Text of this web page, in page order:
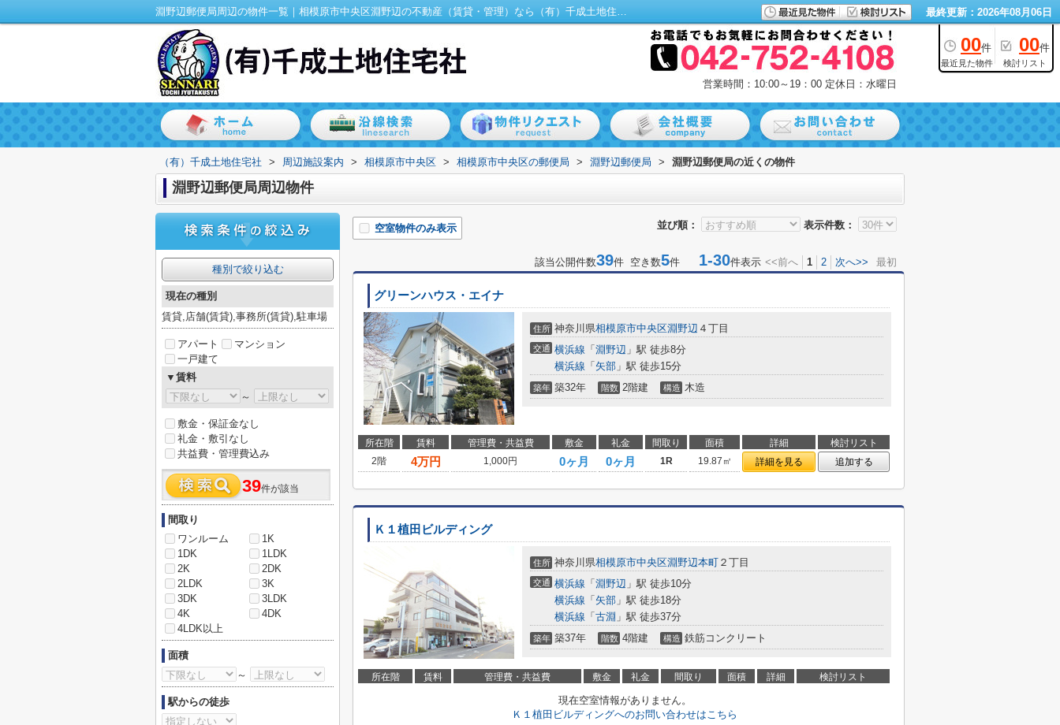
淵野辺郵便局周辺の物件一覧｜相模原市中央区淵野辺の不動産（賃貸・管理）なら（有）千成土地住宅社 最終更新：2026年08月06日
00件
最近見た物件
00件
検討リスト
営業時間：10:00～19：00 定休日：水曜日
（有）千成土地住宅社 > 周辺施設案内 > 相模原市中央区 > 相模原市中央区の郵便局 > 淵野辺郵便局 > 淵野辺郵便局の近くの物件
淵野辺郵便局周辺物件
並び順： 表示件数：
空室物件のみ表示
該当公開件数39件 空き数5件 1-30件表示 <<前へ 1 2 次へ>> 最初
グリーンハウス・エイナ
住所 神奈川県相模原市中央区淵野辺 ４丁目
交通 横浜線 「 淵野辺 」駅 徒歩8分
横浜線 「 矢部 」駅 徒歩15分
築年 築32年 階数 2階建 構造 木造
所在階 賃料 管理費・共益費 敷金 礼金 間取り 面積 詳細
検討リスト
2階
4万円 1,000円 0ヶ月 0ヶ月 1R 19.87㎡ 詳細を見る 追加する
Ｋ１植田ビルディング
住所 神奈川県相模原市中央区淵野辺本町 ２丁目
交通 横浜線 「 淵野辺 」駅 徒歩10分
横浜線 「 矢部 」駅 徒歩18分
横浜線 「 古淵 」駅 徒歩37分
築年 築37年 階数 4階建 構造 鉄筋コンクリート
所在階 賃料 管理費・共益費 敷金 礼金 間取り 面積 詳細 検討リスト
現在空室情報がありません。
Ｋ１植田ビルディングへのお問い合わせはこちら
種別で絞り込む
現在の種別
賃貸,店舗(賃貸),事務所(賃貸),駐車場
アパート
マンション
一戸建て
▼賃料
～
敷金・保証金なし
礼金・敷引なし
共益費・管理費込み
39件が該当
間取り
ワンルーム
1K
1DK
1LDK
2K
2DK
2LDK
3K
3DK
3LDK
4K
4DK
4LDK以上
面積
～
駅からの徒歩